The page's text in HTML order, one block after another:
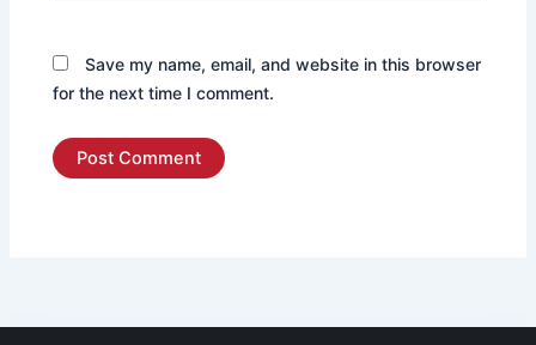
Save my name, email, and website in this browser
for the next time I comment.